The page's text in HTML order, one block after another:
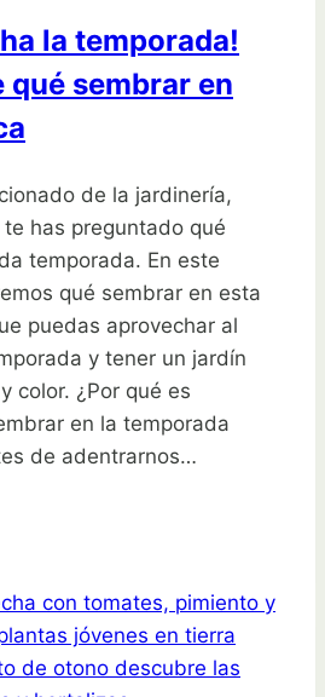
la temporada!
qué sembrar en
de la jardinería,
has preguntado qué
temporada. En este
qué sembrar en esta
puedas aprovechar al
y tener un jardín
color. ¿Por qué es
en la temporada
de adentrarnos…